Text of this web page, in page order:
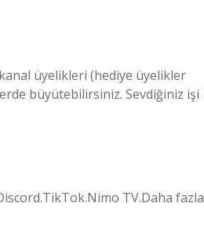
üyelikleri (hediye üyelikler
büyütebilirsiniz. Sevdiğiniz işi
TV.Daha fazla